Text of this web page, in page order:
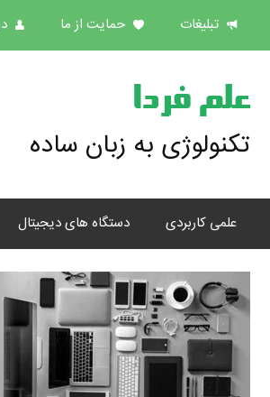
تبلیغات حمایت از ما
علم فردا
تکنولوژی به زبان ساده
علمی کاربردی دستگاه های دیجیتال